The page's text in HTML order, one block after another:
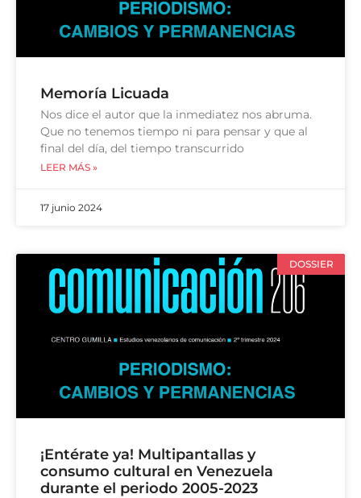
Memoría Licuada
Nos dice el autor que la inmediatez nos abruma.
Que no tenemos tiempo ni para pensar y que al
final del día, del tiempo transcurrido
LEER MÁS »
17 junio 2024
DOSSIER
¡Entérate ya! Multipantallas y
consumo cultural en Venezuela
durante el periodo 2005-2023